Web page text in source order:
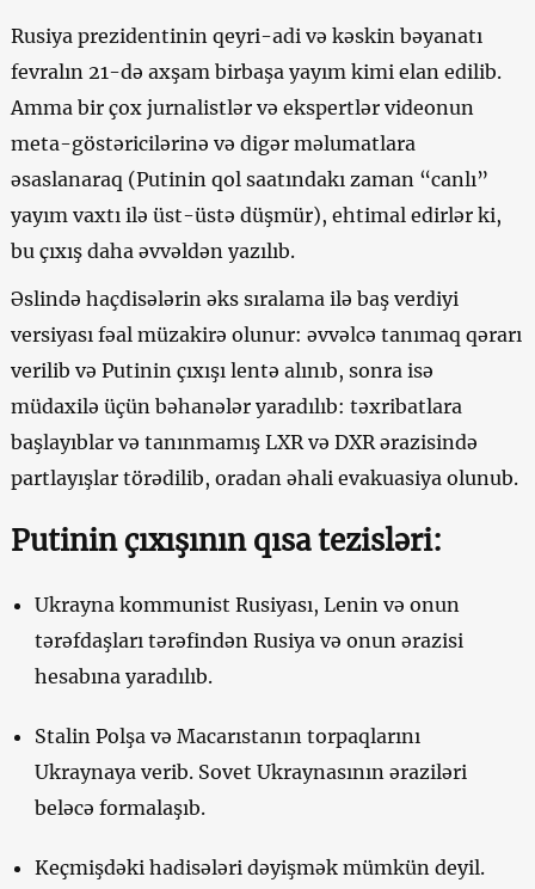
Rusiya prezidentinin qeyri-adi və kəskin bəyanatı
fevralın 21-də axşam birbaşa yayım kimi elan edilib.
Amma bir çox jurnalistlər və ekspertlər videonun
meta-göstəricilərinə və digər məlumatlara
əsaslanaraq (Putinin qol saatındakı zaman “canlı”
yayım vaxtı ilə üst-üstə düşmür), ehtimal edirlər ki,
bu çıxış daha əvvəldən yazılıb.
Əslində haçdisələrin əks sıralama ilə baş verdiyi
versiyası fəal müzakirə olunur: əvvəlcə tanımaq qərarı
verilib və Putinin çıxışı lentə alınıb, sonra isə
müdaxilə üçün bəhanələr yaradılıb: təxribatlara
başlayıblar və tanınmamış LXR və DXR ərazisində
partlayışlar törədilib, oradan əhali evakuasiya olunub.
Putinin çıxışının qısa tezisləri:
Ukrayna kommunist Rusiyası, Lenin və onun
tərəfdaşları tərəfindən Rusiya və onun ərazisi
hesabına yaradılıb.
Stalin Polşa və Macarıstanın torpaqlarını
Ukraynaya verib. Sovet Ukraynasının əraziləri
beləcə formalaşıb.
Keçmişdəki hadisələri dəyişmək mümkün deyil.